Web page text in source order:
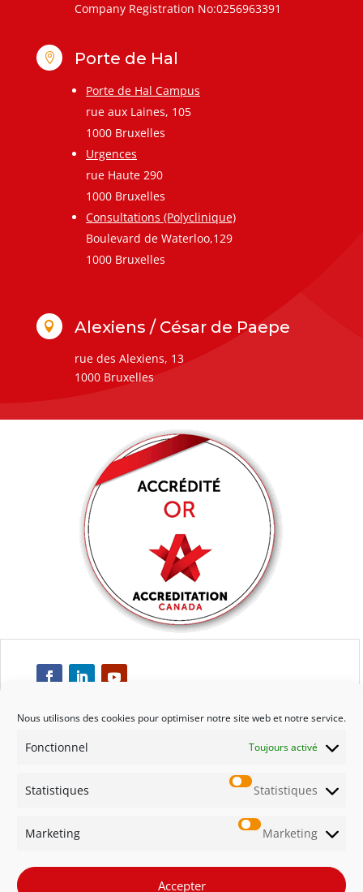
Nous utilisons des cookies pour optimiser notre site web et notre service.
Fonctionnel Toujours activé
Statistiques Statistiques
Marketing Marketing
Accepter
Company Registration No:0256963391
 Porte de Hal
Porte de Hal Campus
rue aux Laines, 105
1000 Bruxelles
Urgences
rue Haute 290
1000 Bruxelles
Consultations (Polyclinique)
Boulevard de Waterloo,129
1000 Bruxelles
 Alexiens / César de Paepe
rue des Alexiens, 13
1000 Bruxelles
Respect
Engagement
Qualité